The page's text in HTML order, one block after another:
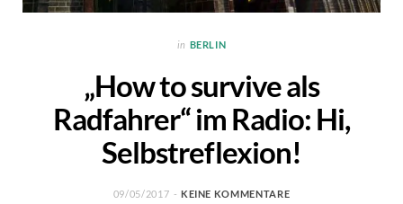
in BERLIN
„How to survive als
Radfahrer“ im Radio: Hi,
Selbstreflexion!
09/05/2017 KEINE KOMMENTARE